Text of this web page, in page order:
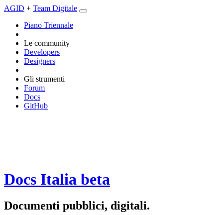
AGID + Team Digitale
Piano Triennale
Le community
Developers
Designers
Gli strumenti
Forum
Docs
GitHub
Docs Italia beta
Documenti pubblici, digitali.